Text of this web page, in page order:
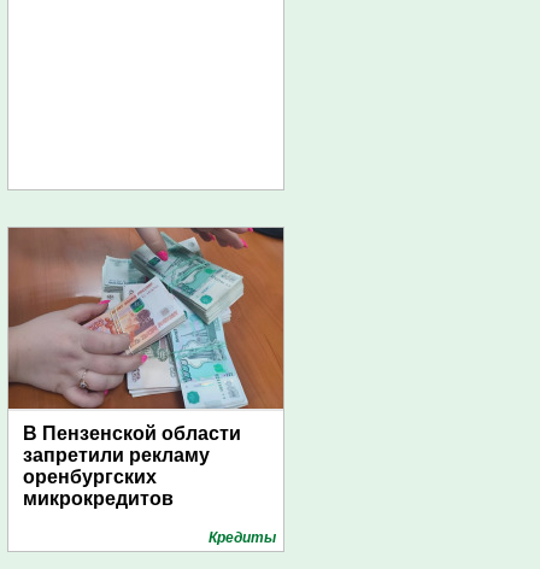
В Пензенской области
запретили рекламу
оренбургских
микрокредитов
Кредиты